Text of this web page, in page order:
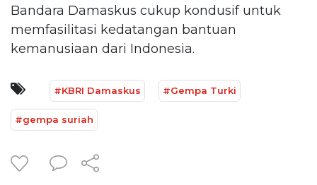
Bandara Damaskus cukup kondusif untuk
memfasilitasi kedatangan bantuan
kemanusiaan dari Indonesia.
#KBRI Damaskus #Gempa Turki
#gempa suriah